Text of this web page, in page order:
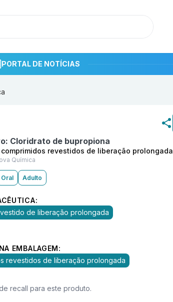
PORTAL DE NOTÍCIAS
Cloridrato de bupropiona
revestidos de liberação prolongada
Química
Oral Adulto
de liberação prolongada
EMBALAGEM:
revestidos de liberação prolongada
recall para este produto.